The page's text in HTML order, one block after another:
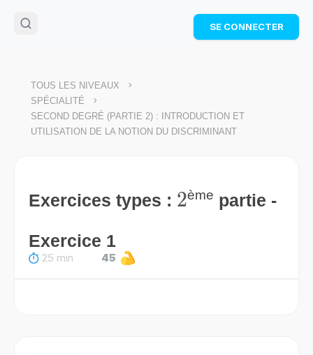
🌴Cahier de vacances offert
: révise les maths cet
Télécharge ton PDF gratuit et progresse avec des
SE CONNECTER
TOUS LES NIVEAUX >
SPÉCIALITÉ >
SECOND DEGRÉ (PARTIE 2) : INTRODUCTION ET
UTILISATION DE LA NOTION DU DISCRIMINANT
Exercices types : 2
2ème partie -
Exercice 1
25 min 45